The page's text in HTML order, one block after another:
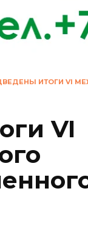
ИТОГИ VI
VI